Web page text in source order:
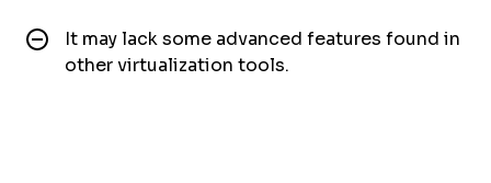
It may lack some advanced features found in
other virtualization tools.